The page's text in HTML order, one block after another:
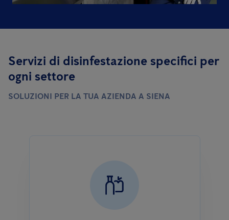
Servizi di disinfestazione specifici per
ogni settore
SOLUZIONI PER LA TUA AZIENDA A SIENA